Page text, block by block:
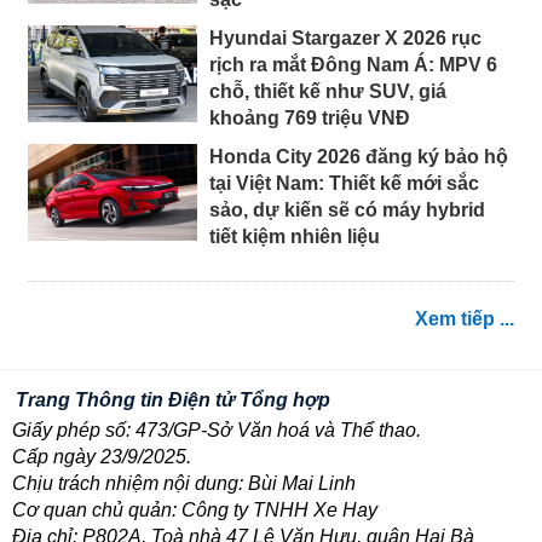
Hyundai Stargazer X 2026 rục
rịch ra mắt Đông Nam Á: MPV 6
chỗ, thiết kế như SUV, giá
khoảng 769 triệu VNĐ
Honda City 2026 đăng ký bảo hộ
tại Việt Nam: Thiết kế mới sắc
sảo, dự kiến sẽ có máy hybrid
tiết kiệm nhiên liệu
Xem tiếp ...
Trang Thông tin Điện tử Tổng hợp
Giấy phép số: 473/GP-Sở Văn hoá và Thể thao.
Cấp ngày 23/9/2025.
Chịu trách nhiệm nội dung: Bùi Mai Linh
Cơ quan chủ quản: Công ty TNHH Xe Hay
Địa chỉ: P802A, Toà nhà 47 Lê Văn Hưu, quận Hai Bà